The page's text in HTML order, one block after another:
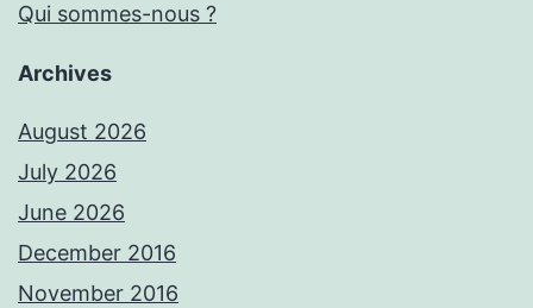
Qui sommes-nous ?
Archives
August 2026
July 2026
June 2026
December 2016
November 2016